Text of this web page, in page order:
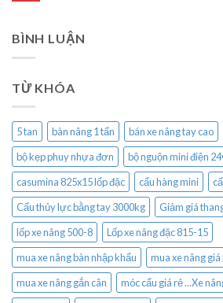
BÌNH LUẬN
TỪ KHÓA
5 tan bàn nâng 1 tấn bán xe nâng tay cao
bộ kẹp phuy nhựa đơn
bộ nguộn mini điện
casumina 825x15 lốp đặc
cẩu hàng mini
Cẩu thủy lực bằng tay 3000kg
Giảm giá
lốp xe nâng 500-8
Lốp xe nâng đặc 815-15
mua xe nâng bàn nhập khẩu
mua xe nâng giá
mua xe nâng gắn cân
móc cẩu giá rẻ ...Xe